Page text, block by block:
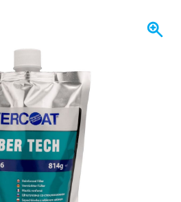
Aggiungi al Carrello
spedito oggi
da 150,- €